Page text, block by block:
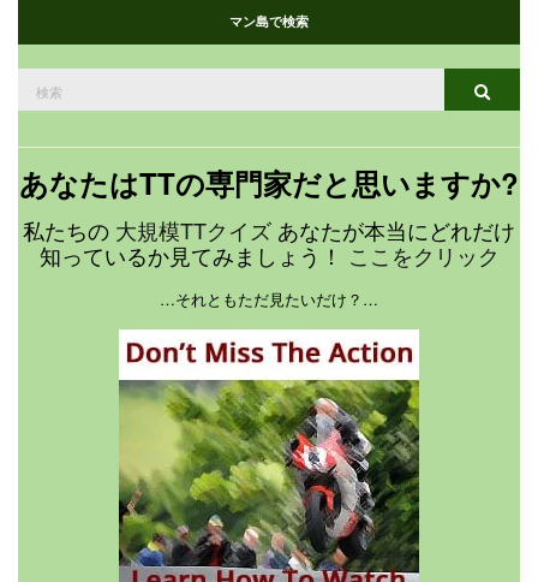
マン島で検索
索
る：
検索
あなたはTTの専門家だと思いますか?
私たちの 大規模TTクイズ あなたが本当にどれだけ
知っているか見てみましょう！ ここをクリック
…それともただ見たいだけ？…